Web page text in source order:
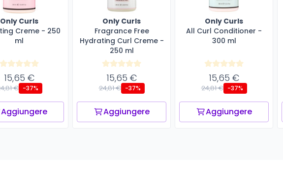
Only Curls
Creme - 250
ml
15,65 €
€ -37%
Aggiungere
Only Curls
Fragrance Free
Hydrating Curl Creme -
250 ml
15,65 €
24,81 € -37%
Aggiungere
Only Curls
All Curl Conditioner -
300 ml
15,65 €
24,81 € -37%
Aggiungere